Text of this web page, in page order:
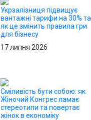
Укрзалізниця підвищує
вантажні тарифи на 30% та
як це змінить правила гри
для бізнесу
17 липня 2026
Сміливість бути собою: як
Жіночий Конгрес ламає
стереотипи та повертає
жінок в економіку